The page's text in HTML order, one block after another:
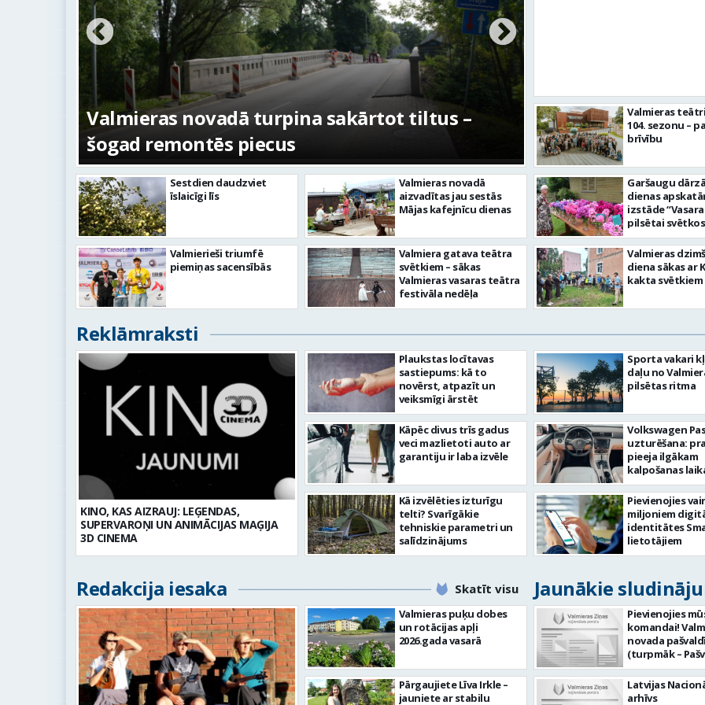
Valmieras novadā turpina sakārtot tiltus –
šogad remontēs piecus
No pagaidu
centram – kā
Sestdien daudzviet
īslaicīgi līs
Valmierieši triumfē
piemiņas sacensībās
Valmieras novadā
aizvadītas jau sestās
Mājas kafejnīcu dienas
Valmiera gatava teātra
svētkiem – sākas
Valmieras vasaras teātra
festivāla nedēļa
Valmieras
104. sezonu –
brīvību
Garšaugu
dienas
izstāde
pilsētai
Valmieras
diena sākas ar
kakta svētkiem
Reklāmraksti
KINO, KAS AIZRAUJ: LEĢENDAS,
SUPERVAROŅI UN ANIMĀCIJAS MAĢIJA
3D CINEMA
Plaukstas locītavas
sastiepums: kā to
novērst, atpazīt un
veiksmīgi ārstēt
Kāpēc divus trīs gadus
veci mazlietoti auto ar
garantiju ir laba izvēle
Kā izvēlēties izturīgu
telti? Svarīgākie
tehniskie parametri un
salīdzinājums
Sporta vakari
daļu no
pilsētas ritma
Volkswagen
uzturēšana:
pieeja ilgākam
kalpošanas
Pievienojies
miljoniem
identitātes
lietotājiem
Redakcija iesaka Skatīt visu Jaunākie
Valmieras puķu dobes
un rotācijas apļi
2026.gada vasarā
Pārgaujiete Līva Irkle –
jauniete ar stabilu
Pievienojies
komandai!
novada
(turpmāk –
aicina darbā
Informācijas
centra (ITC)
Latvijas
arhīvs